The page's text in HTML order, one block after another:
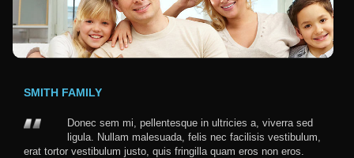
SMITH FAMILY
Donec sem mi, pellentesque in ultricies a, viverra sed
ligula. Nullam malesuada, felis nec facilisis vestibulum,
erat tortor vestibulum justo, quis fringilla quam eros non eros.